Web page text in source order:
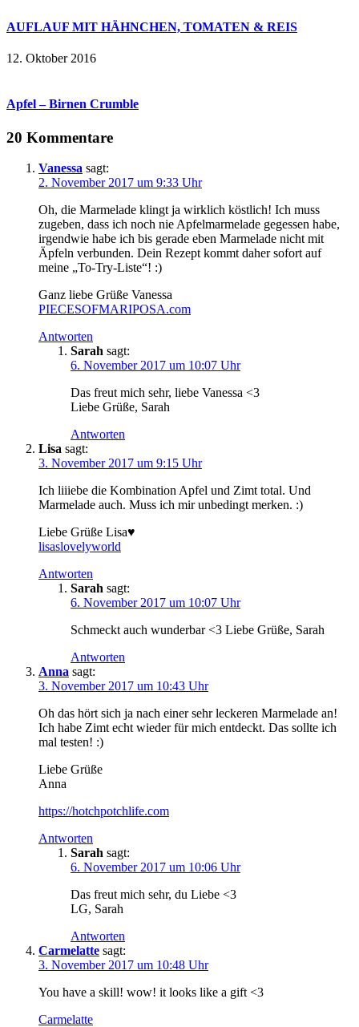
AUFLAUF MIT HÄHNCHEN, TOMATEN & REIS
12. Oktober 2016
Apfel – Birnen Crumble
20 Kommentare
Vanessa sagt:
2. November 2017 um 9:33 Uhr
Oh, die Marmelade klingt ja wirklich köstlich! Ich muss
zugeben, dass ich noch nie Apfelmarmelade gegessen habe,
irgendwie habe ich bis gerade eben Marmelade nicht mit
Äpfeln verbunden. Dein Rezept kommt daher sofort auf
meine „To-Try-Liste“! :)
Ganz liebe Grüße Vanessa
PIECESOFMARIPOSA.com
Antworten
Sarah sagt:
6. November 2017 um 10:07 Uhr
Das freut mich sehr, liebe Vanessa <3
Liebe Grüße, Sarah
Antworten
Lisa sagt:
3. November 2017 um 9:15 Uhr
Ich liiiebe die Kombination Apfel und Zimt total. Und
Marmelade auch. Muss ich mir unbedingt merken. :)
Liebe Grüße Lisa♥
lisaslovelyworld
Antworten
Sarah sagt:
6. November 2017 um 10:07 Uhr
Schmeckt auch wunderbar <3 Liebe Grüße, Sarah
Antworten
Anna sagt:
3. November 2017 um 10:43 Uhr
Oh das hört sich ja nach einer sehr leckeren Marmelade an!
Ich habe Zimt echt wieder für mich entdeckt. Das sollte ich
mal testen! :)
Liebe Grüße
Anna
https://hotchpotchlife.com
Antworten
Sarah sagt:
6. November 2017 um 10:06 Uhr
Das freut mich sehr, du Liebe <3
LG, Sarah
Antworten
Carmelatte sagt:
3. November 2017 um 10:48 Uhr
You have a skill! wow! it looks like a gift <3
Carmelatte